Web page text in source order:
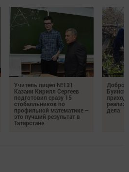
Учитель лицея №131
Казани Кирилл Сергеев
подготовил сразу 15
стобалльников по
профильной математике –
это лучший результат в
Татарстане
Добро
приход
дела